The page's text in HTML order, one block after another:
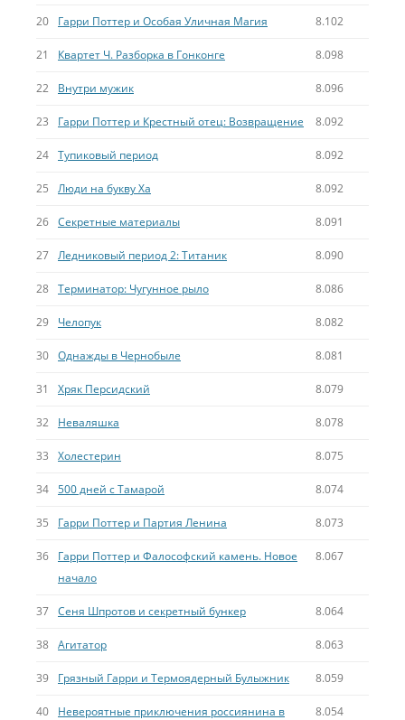
20 Гарри Поттер и Особая Уличная Магия 8.102
21 Квартет Ч. Разборка в Гонконге 8.098
22 Внутри мужик 8.096
23 Гарри Поттер и Крестный отец: Возвращение 8.092
24 Тупиковый период 8.092
25 Люди на букву Ха 8.092
26 Секретные материалы 8.091
27 Ледниковый период 2: Титаник 8.090
28 Терминатор: Чугунное рыло 8.086
29 Челопук 8.082
30 Однажды в Чернобыле 8.081
31 Хряк Персидский 8.079
32 Неваляшка 8.078
33 Холестерин 8.075
34 500 дней с Тамарой 8.074
35 Гарри Поттер и Партия Ленина 8.073
36
Гарри Поттер и Фалософский камень. Новое
начало
8.067
37 Сеня Шпротов и секретный бункер 8.064
38 Агитатор 8.063
39 Грязный Гарри и Термоядерный Булыжник 8.059
40
Невероятные приключения россиянина в
8.054